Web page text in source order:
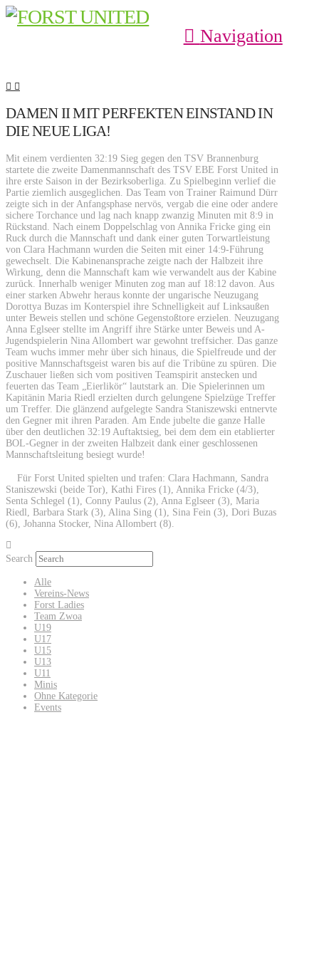
Navigation
DAMEN II MIT PERFEKTEN EINSTAND IN
DIE NEUE LIGA!
Mit einem verdienten 32:19 Sieg gegen den TSV Brannenburg
startete die zweite Damenmannschaft des TSV EBE Forst United in
ihre erste Saison in der Bezirksoberliga. Zu Spielbeginn verlief die
Partie ziemlich ausgeglichen. Das Team von Trainer Raimund Dürr
zeigte sich in der Anfangsphase nervös, vergab die eine oder andere
sichere Torchance und lag nach knapp zwanzig Minuten mit 8:9 in
Rückstand. Nach einem Doppelschlag von Annika Fricke ging ein
Ruck durch die Mannschaft und dank einer guten Torwartleistung
von Clara Hachmann wurden die Seiten mit einer 14:9-Führung
gewechselt. Die Kabinenansprache zeigte nach der Halbzeit ihre
Wirkung, denn die Mannschaft kam wie verwandelt aus der Kabine
zurück. Innerhalb weniger Minuten zog man auf 18:12 davon. Aus
einer starken Abwehr heraus konnte der ungarische Neuzugang
Dorottya Buzas im Konterspiel ihre Schnelligkeit auf Linksaußen
unter Beweis stellen und schöne Gegenstoßtore erzielen. Neuzugang
Anna Eglseer stellte im Angriff ihre Stärke unter Beweis und A-
Jugendspielerin Nina Allombert war gewohnt treffsicher. Das ganze
Team wuchs immer mehr über sich hinaus, die Spielfreude und der
positive Mannschaftsgeist waren bis auf die Tribüne zu spüren. Die
Zuschauer ließen sich vom positiven Teamspirit anstecken und
feuerten das Team „Eierlikör“ lautstark an. Die Spielerinnen um
Kapitänin Maria Riedl erzielten durch gelungene Spielzüge Treffer
um Treffer. Die glänzend aufgelegte Sandra Staniszewski entnervte
den Gegner mit ihren Paraden. Am Ende jubelte die ganze Halle
über den deutlichen 32:19 Auftaktsieg, bei dem dem ein etablierter
BOL-Gegner in der zweiten Halbzeit dank einer geschlossenen
Mannschaftsleitung besiegt wurde!
Für Forst United spielten und trafen: Clara Hachmann, Sandra
Staniszewski (beide Tor), Kathi Fires (1), Annika Fricke (4/3),
Senta Schlegel (1), Conny Paulus (2), Anna Eglseer (3), Maria
Riedl, Barbara Stark (3), Alina Sing (1), Sina Fein (3), Dori Buzas
(6), Johanna Stocker, Nina Allombert (8).
Search
Alle
Vereins-News
Forst Ladies
Team Zwoa
U19
U17
U15
U13
U11
Minis
Ohne Kategorie
Events